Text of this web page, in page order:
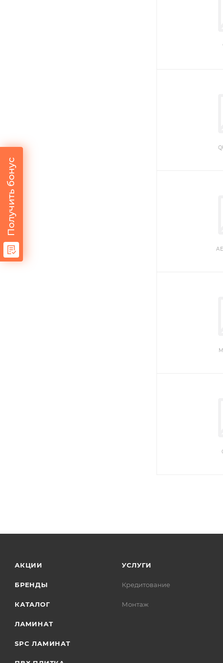
АКЦИИ
БРЕНДЫ
КАТАЛОГ
ЛАМИНАТ
SPC ЛАМИНАТ
УСЛУГИ
Кредитование
Монтаж
Получить бонус